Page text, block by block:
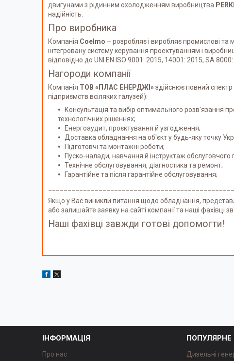
двигунами з рідинним охолодженням виробництва
надійність.
Про виробника
Компанія Coelmo – розробляє і виробляє промислові та
інтегровану систему керування проектуванням і
відповідно до UNI EN ISO 9001: 2015, 14001: 2015, SA
Нагороди компанії
Компанія ТОВ «ПЛАС ЕНЕРДЖІ»здійснює повний
підприємств всіляких галузей):
Консультація та вибір оптимального розв'язання
технологічних рішеннях;
Енергоаудит, проєктування й узгодження;
Доставка обладнання на об'єкт у будь-яку точку
Підготовчі та монтажні роботи;
Пуско-налади, навчання й інструктаж обслуговчого
Технічне обслуговування, діагностика та ремонт;
Гарантійне та після гарантійне обслуговування;
Якщо у Вас виникли питання щодо обладнання,
або залишайте заявку на сайті компанії та наші фахівці
Наші фахівці завжди готові допомогти!
ІНФОРМАЦІЯ
Про нас Дизельні